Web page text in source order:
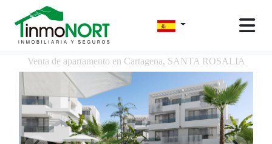
Venta de apartamento en Cartagena, SANTA ROSALIA